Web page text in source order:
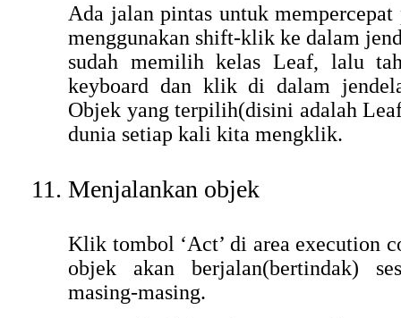
Ada jalan pintas untuk mempercepat
menggunakan shift-klik ke dalam
sudah memilih kelas Leaf, lalu
keyboard dan klik di dalam
Objek yang terpilih(disini adalah
dunia setiap kali kita mengklik.
Menjalankan objek
Klik tombol ‘Act’ di area execution
objek akan berjalan(bertindak)
masing-masing.